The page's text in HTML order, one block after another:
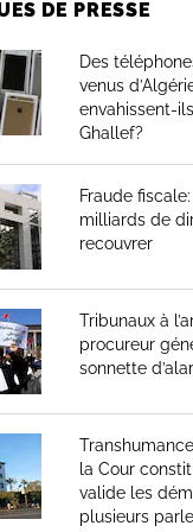
DE PRESSE
Des
venus
envahissent-
Ghallef?
Fraude
milliards de
recouvrer
Tribunaux à
procureur
sonnette
la Cour
valide les
plusieurs